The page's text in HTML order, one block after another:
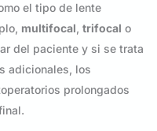
el tipo de lente
multifocal, trifocal o
del paciente y si se trata
adicionales, los
prolongados